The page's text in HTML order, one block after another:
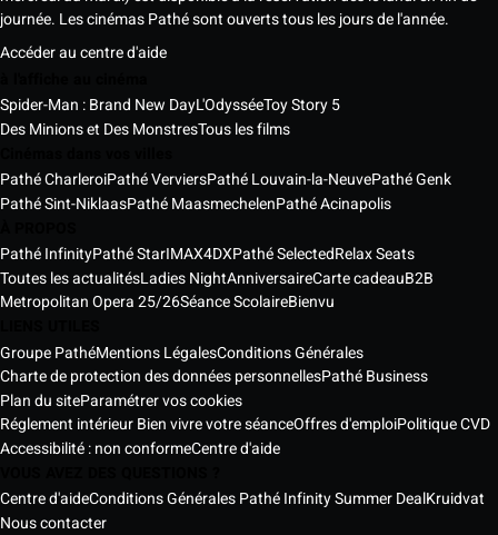
journée. Les cinémas Pathé sont ouverts tous les jours de l'année.
Accéder au centre d'aide
Spider-Man : Brand New DayL'OdysséeToy Story 5
Des Minions et Des MonstresTous les films
Pathé CharleroiPathé VerviersPathé Louvain-la-NeuvePathé Genk
Pathé Sint-NiklaasPathé MaasmechelenPathé Acinapolis
Pathé InfinityPathé StarIMAX4DXPathé SelectedRelax Seats
Toutes les actualitésLadies NightAnniversaireCarte cadeauB2B
Metropolitan Opera 25/26Séance ScolaireBienvu
Groupe PathéMentions LégalesConditions Générales
Charte de protection des données personnellesPathé Business
Plan du siteParamétrer vos cookies
Réglement intérieur Bien vivre votre séanceOffres d'emploiPolitique CVD
Accessibilité : non conformeCentre d'aide
Centre d'aideConditions Générales Pathé Infinity Summer DealKruidvat
Nous contacter